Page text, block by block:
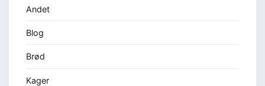
Andet
Blog
Brød
Kager